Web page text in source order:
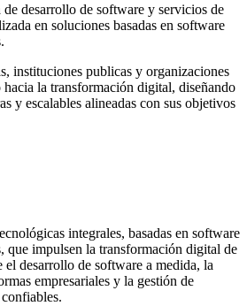
de desarrollo de software y servicios de
en soluciones basadas en software
instituciones publicas y organizaciones
la transformación digital, diseñando
y escalables alineadas con sus objetivos
integrales, basadas en software
que impulsen la transformación digital de
el desarrollo de software a medida, la
empresariales y la gestión de